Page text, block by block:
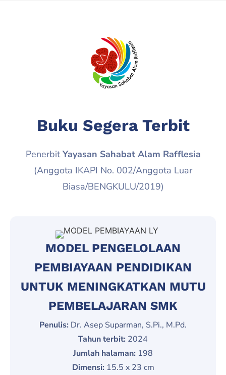
Buku Segera Terbit
PenerbitYayasan Sahabat Alam Rafflesia
(Anggota IKAPI No. 002/Anggota Luar
Biasa/BENGKULU/2019)
MODEL PENGELOLAAN
PEMBIAYAAN PENDIDIKAN
UNTUK MENINGKATKAN MUTU
PEMBELAJARAN SMK
Penulis: Dr. Asep Suparman, S.Pi., M.Pd.
Tahun terbit: 2024
Jumlah halaman: 198
Dimensi:15.5 x 23 cm